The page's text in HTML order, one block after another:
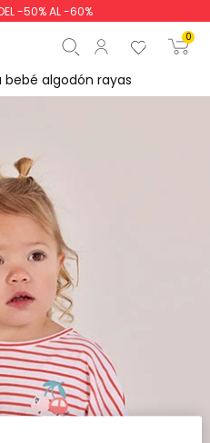
-50% AL -60%
0
Comenzar pedido
algodón rayas